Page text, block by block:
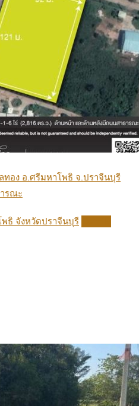
ทอง อ.ศรีมหาโพธิ จ.ปราจีนบุรี
รณะ
ธิ จังหวัดปราจีนบุรี